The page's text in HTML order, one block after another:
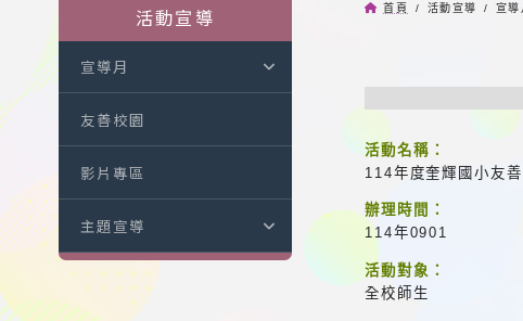
活動宣導
宣導月
友善校園
影片專區
主題宣導
首頁 / 活動宣導 / 宣導
活動名稱：
114年度奎輝國小友
辦理時間：
114年0901
活動對象：
全校師生